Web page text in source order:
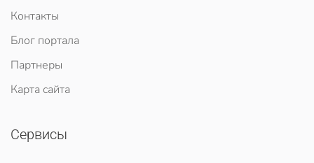
Контакты
Блог портала
Партнеры
Карта сайта
Сервисы